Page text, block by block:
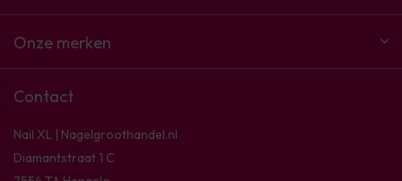
Onze merken
Contact
Nail XL | Nagelgroothandel.nl
Diamantstraat 1 C